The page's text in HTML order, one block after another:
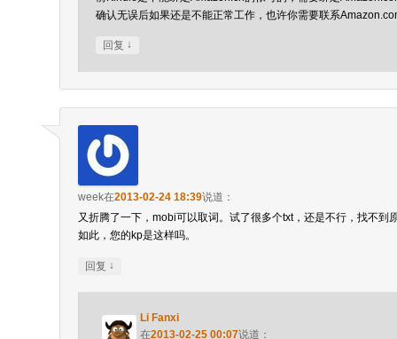
确认无误后如果还是不能正常工作，也许你需要联系
回复 ↓
week在2013-02-24 18:39说道：
又折腾了一下，mobi可以取词。试了很多个txt，还是不行，找不到
如此，您的kp是这样吗。
回复 ↓
Li Fanxi
在2013-02-25 00:07说道：